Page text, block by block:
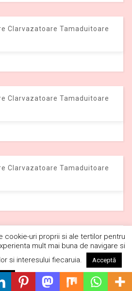
Clarvazatoare Tamaduitoare
Clarvazatoare Tamaduitoare
Clarvazatoare Tamaduitoare
Clarvazatoare Tamaduitoare
uri proprii si ale tertilor pentru
mult mai buna de navigare si
si interesului fiecaruia.
Acceptă
Citește mai mult